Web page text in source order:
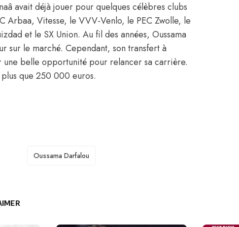
avait déjà jouer pour quelques célèbres clubs
Arbaa, Vitesse, le VVV-Venlo, le PEC Zwolle, le
et le SX Union. Au fil des années, Oussama
sur le marché. Cependant, son transfert à
belle opportunité pour relancer sa carrière.
que 250 000 euros.
TAGS
Oussama Darfalou